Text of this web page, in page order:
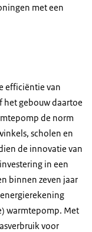
met een
efficiëntie van
het gebouw daartoe
de norm
scholen en
de innovatie van
in een
binnen zeven jaar
warmtepomp. Met
voor